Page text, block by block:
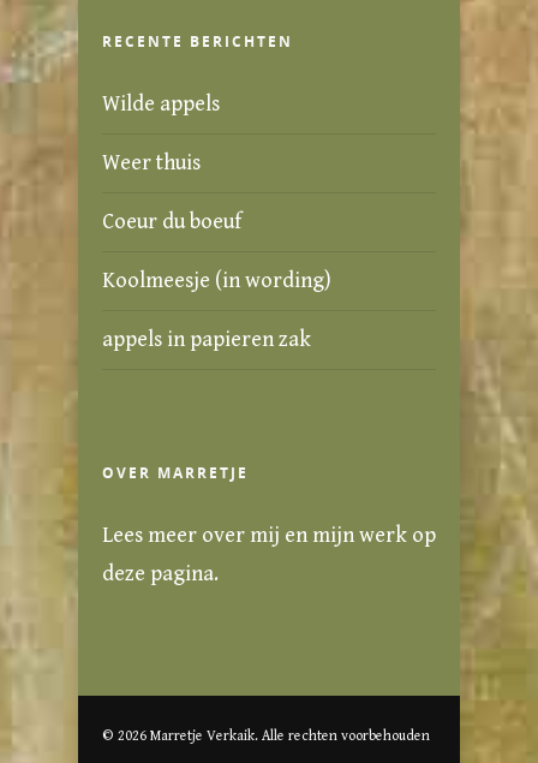
RECENTE BERICHTEN
Wilde appels
Weer thuis
Coeur du boeuf
Koolmeesje (in wording)
appels in papieren zak
OVER MARRETJE
Lees meer over mij en mijn werk op
deze pagina.
© 2026 Marretje Verkaik. Alle rechten voorbehouden